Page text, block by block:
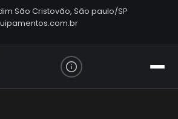
São Cristovão, São paulo/SP